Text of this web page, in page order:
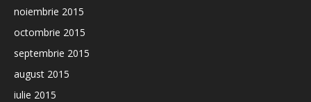
noiembrie 2015
octombrie 2015
septembrie 2015
august 2015
iulie 2015